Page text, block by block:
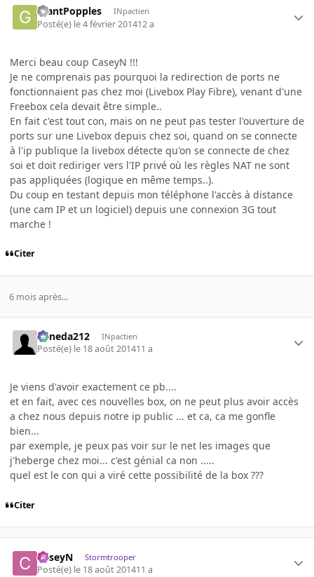
GiantPopples INpactien
Posté(e) le 4 février 201412 a
Merci beau coup CaseyN !!!
Je ne comprenais pas pourquoi la redirection de ports ne
fonctionnaient pas chez moi (Livebox Play Fibre), venant d'une
Freebox cela devait être simple..
En fait c'est tout con, mais on ne peut pas tester l'ouverture de
ports sur une Livebox depuis chez soi, quand on se connecte
à l'ip publique la livebox détecte qu'on se connecte de chez
soi et doit rediriger vers l'IP privé où les règles NAT ne sont
pas appliquées (logique en même temps..).
Du coup en testant depuis mon téléphone l'accès à distance
(une cam IP et un logiciel) depuis une connexion 3G tout
marche !
Citer
6 mois après...
keneda212 INpactien
Posté(e) le 18 août 201411 a
Je viens d'avoir exactement ce pb....
et en fait, avec ces nouvelles box, on ne peut plus avoir accès
a chez nous depuis notre ip public ... et ca, ca me gonfle
bien...
par exemple, je peux pas voir sur le net les images que
j'heberge chez moi... c'est génial ca non .....
quel est le con qui a viré cette possibilité de la box ???
Citer
CaseyN Stormtrooper
Posté(e) le 18 août 201411 a